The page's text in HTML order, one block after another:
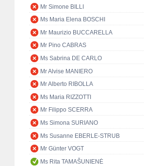
Mr Simone BILLI
Ms Maria Elena BOSCHI
Mr Maurizio BUCCARELLA
Mr Pino CABRAS
Ms Sabrina DE CARLO
Mr Alvise MANIERO
Mr Alberto RIBOLLA
Ms Maria RIZZOTTI
Mr Filippo SCERRA
Ms Simona SURIANO
Ms Susanne EBERLE-STRUB
Mr Günter VOGT
Ms Rita TAMAŠUNIENĖ